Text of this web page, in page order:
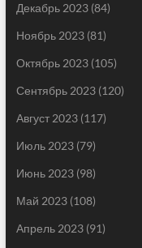
Декабрь 2023(84)
Ноябрь 2023(81)
Октябрь 2023(105)
Сентябрь 2023(120)
Август 2023(117)
Июль 2023(79)
Июнь 2023(98)
Май 2023(108)
Апрель 2023(91)